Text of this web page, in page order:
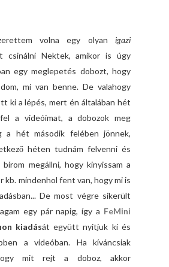
volna egy olyan igazi
csinálni Nektek, amikor is úgy
egy meglepetés dobozt, hogy
mi van benne. De valahogy
ki a lépés, mert én általában hét
a videóimat, a dobozok meg
a hét második felében jönnek,
héten tudnám felvenni és
megállni, hogy kinyissam a
kb. mindenhol fent van, hogy mi is
De most végre sikerült
egy pár napig, így a FeMini
kiadását együtt nyitjuk ki és
a videóban. Ha kíváncsiak
mit rejt a doboz, akkor